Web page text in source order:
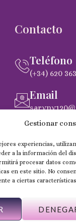
Gestionar
experiencias,
a la información del
procesar datos
en este sitio. No
a ciertas
Contacto
Teléfono
(+34) 620
Email
C.
Las Palmas
Web